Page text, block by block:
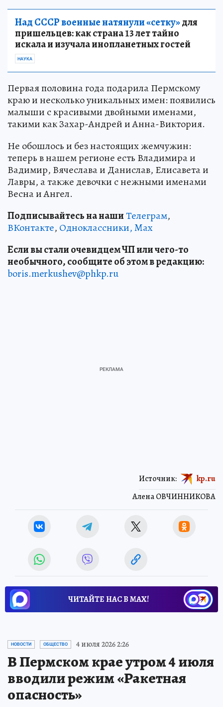
Над СССР военные натянули «сетку»для
пришельцев: как страна 13 лет тайно
искала и изучала инопланетных гостей
НАУКА
Первая половина года подарила Пермскому
краю и несколько уникальных имен: появились
малыши с красивыми двойными именами,
такими как Захар-Андрей и Анна-Виктория.
Не обошлось и без настоящих жемчужин:
теперь в нашем регионе есть Владимира и
Вадимир, Вячеслава и Данислав, Елисавета и
Лавры, а также девочки с нежными именами
Весна и Ангел.
Подписывайтесь на нашиТелеграм,
ВКонтакте, Одноклассники,Max
Если вы стали очевидцем ЧП или чего-то
необычного, сообщите об этом в редакцию:
boris.merkushev@phkp.ru
Алена ОВЧИННИКОВА
Источник: kp.ru
ЧИТАЙТЕ НАС В МАХ!
НОВОСТИ ОБЩЕСТВО 4 июля 2026 2:26
В Пермском крае утром 4 июля
вводили режим «Ракетная
опасность»